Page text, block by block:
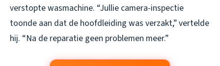
verstopte wasmachine. “Jullie camera-inspectie
toonde aan dat de hoofdleiding was verzakt,” vertelde
hij. “Na de reparatie geen problemen meer.”